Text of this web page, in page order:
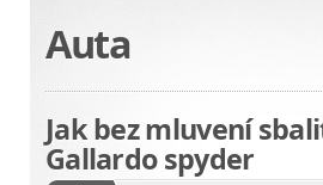
Auta
Jak bez mluvení
Gallardo spyder